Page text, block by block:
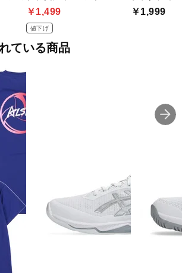
￥1,499
値下げ
￥1,999
ている商品